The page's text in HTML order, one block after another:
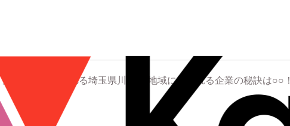
外国人問題に揺れる埼玉県川口市 地域に愛される企業の秘訣は○○！